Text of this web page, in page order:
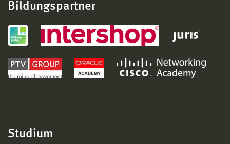
Bildungspartner
Studium